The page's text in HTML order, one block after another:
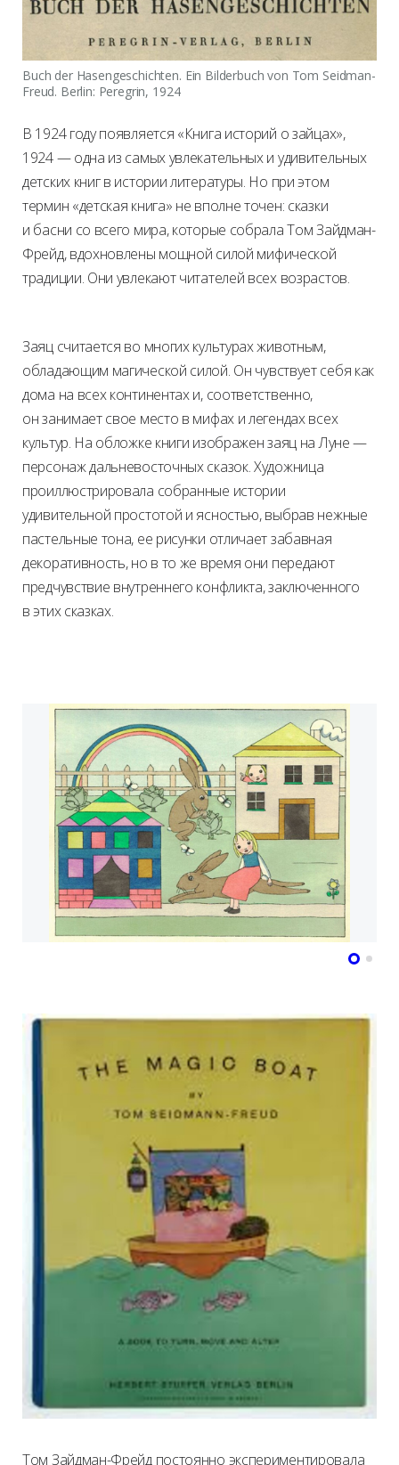
Buch der Hasengeschichten. Ein Bilderbuch von Tom Seidman-
Freud. Berlin: Peregrin, 1924
В 1924 году появляется «Книга историй о зайцах»,
1924 — одна из самых увлекательных и удивительных
детских книг в истории литературы. Но при этом
термин «детская книга» не вполне точен: сказки
и басни со всего мира, которые собрала Том Зайдман-
Фрейд, вдохновлены мощной силой мифической
традиции. Они увлекают читателей всех возрастов.
Заяц считается во многих культурах животным,
обладающим магической силой. Он чувствует себя как
дома на всех континентах и, соответственно,
он занимает свое место в мифах и легендах всех
культур. На обложке книги изображен заяц на Луне —
персонаж дальневосточных сказок. Художница
проиллюстрировала собранные истории
удивительной простотой и ясностью, выбрав нежные
пастельные тона, ее рисунки отличает забавная
декоративность, но в то же время они передают
предчувствие внутреннего конфликта, заключенного
в этих сказках.
Том Зайдман-Фрейд постоянно экспериментировала